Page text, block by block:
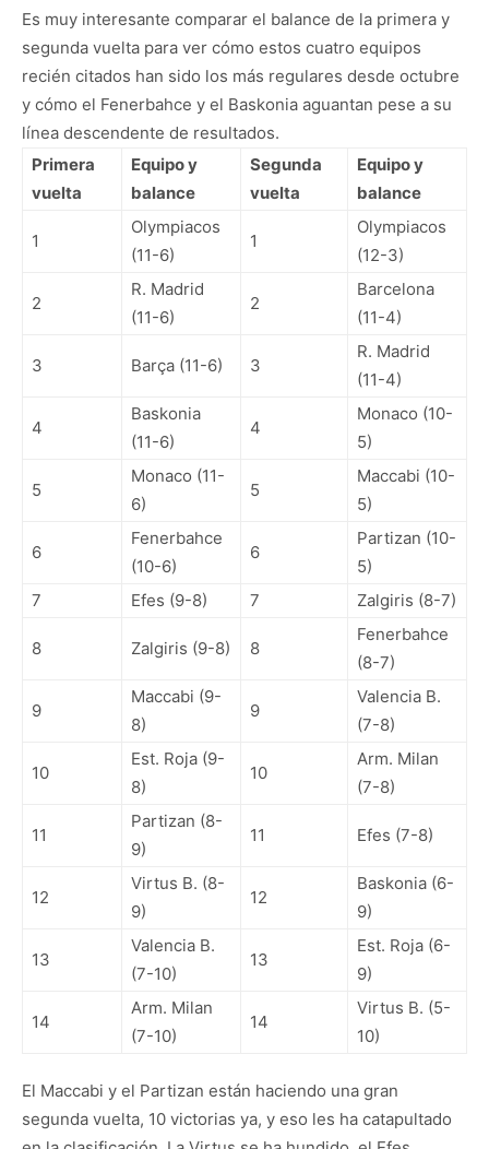
Es muy interesante comparar el balance de la primera y
segunda vuelta para ver cómo estos cuatro equipos
recién citados han sido los más regulares desde octubre
y cómo el Fenerbahce y el Baskonia aguantan pese a su
línea descendente de resultados.
Primera
vuelta
Equipo y
balance
Segunda
vuelta
Equipo y
balance
1
Olympiacos
(11-6)
1
Olympiacos
(12-3)
2
R. Madrid
(11-6)
2
Barcelona
(11-4)
3 Barça (11-6) 3
R. Madrid
(11-4)
4
Baskonia
(11-6)
4
Monaco (10-
5)
5
Monaco (11-
6)
5
Maccabi (10-
5)
6
Fenerbahce
(10-6)
6
Partizan (10-
5)
7
Efes (9-8) 7 Zalgiris (8-7)
8 Zalgiris (9-8) 8
Fenerbahce
(8-7)
9
Maccabi (9-
8)
9
Valencia B.
(7-8)
10
Est. Roja (9-
8)
10
Arm. Milan
(7-8)
11
Partizan (8-
9)
11 Efes (7-8)
12
Virtus B. (8-
9)
12
Baskonia (6-
9)
13
Valencia B.
(7-10)
13
Est. Roja (6-
9)
14
Arm. Milan
(7-10)
14
Virtus B. (5-
10)
El Maccabi y el Partizan están haciendo una gran
segunda vuelta, 10 victorias ya, y eso les ha catapultado